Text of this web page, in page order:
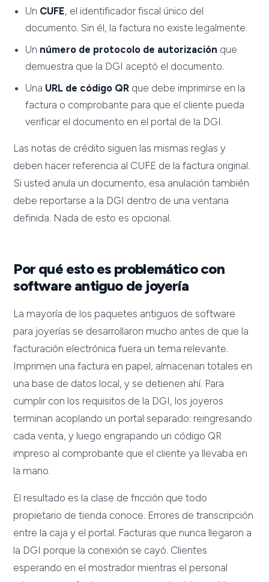
Un CUFE, el identificador fiscal único del
documento. Sin él, la factura no existe legalmente.
Un número de protocolo de autorización que
demuestra que la DGI aceptó el documento.
Una URL de código QR que debe imprimirse en la
factura o comprobante para que el cliente pueda
verificar el documento en el portal de la DGI.
Las notas de crédito siguen las mismas reglas y
deben hacer referencia al CUFE de la factura original.
Si usted anula un documento, esa anulación también
debe reportarse a la DGI dentro de una ventana
definida. Nada de esto es opcional.
Por qué esto es problemático con
software antiguo de joyería
La mayoría de los paquetes antiguos de software
para joyerías se desarrollaron mucho antes de que la
facturación electrónica fuera un tema relevante.
Imprimen una factura en papel, almacenan totales en
una base de datos local, y se detienen ahí. Para
cumplir con los requisitos de la DGI, los joyeros
terminan acoplando un portal separado: reingresando
cada venta, y luego engrapando un código QR
impreso al comprobante que el cliente ya llevaba en
la mano.
El resultado es la clase de fricción que todo
propietario de tienda conoce. Errores de transcripción
entre la caja y el portal. Facturas que nunca llegaron a
la DGI porque la conexión se cayó. Clientes
esperando en el mostrador mientras el personal